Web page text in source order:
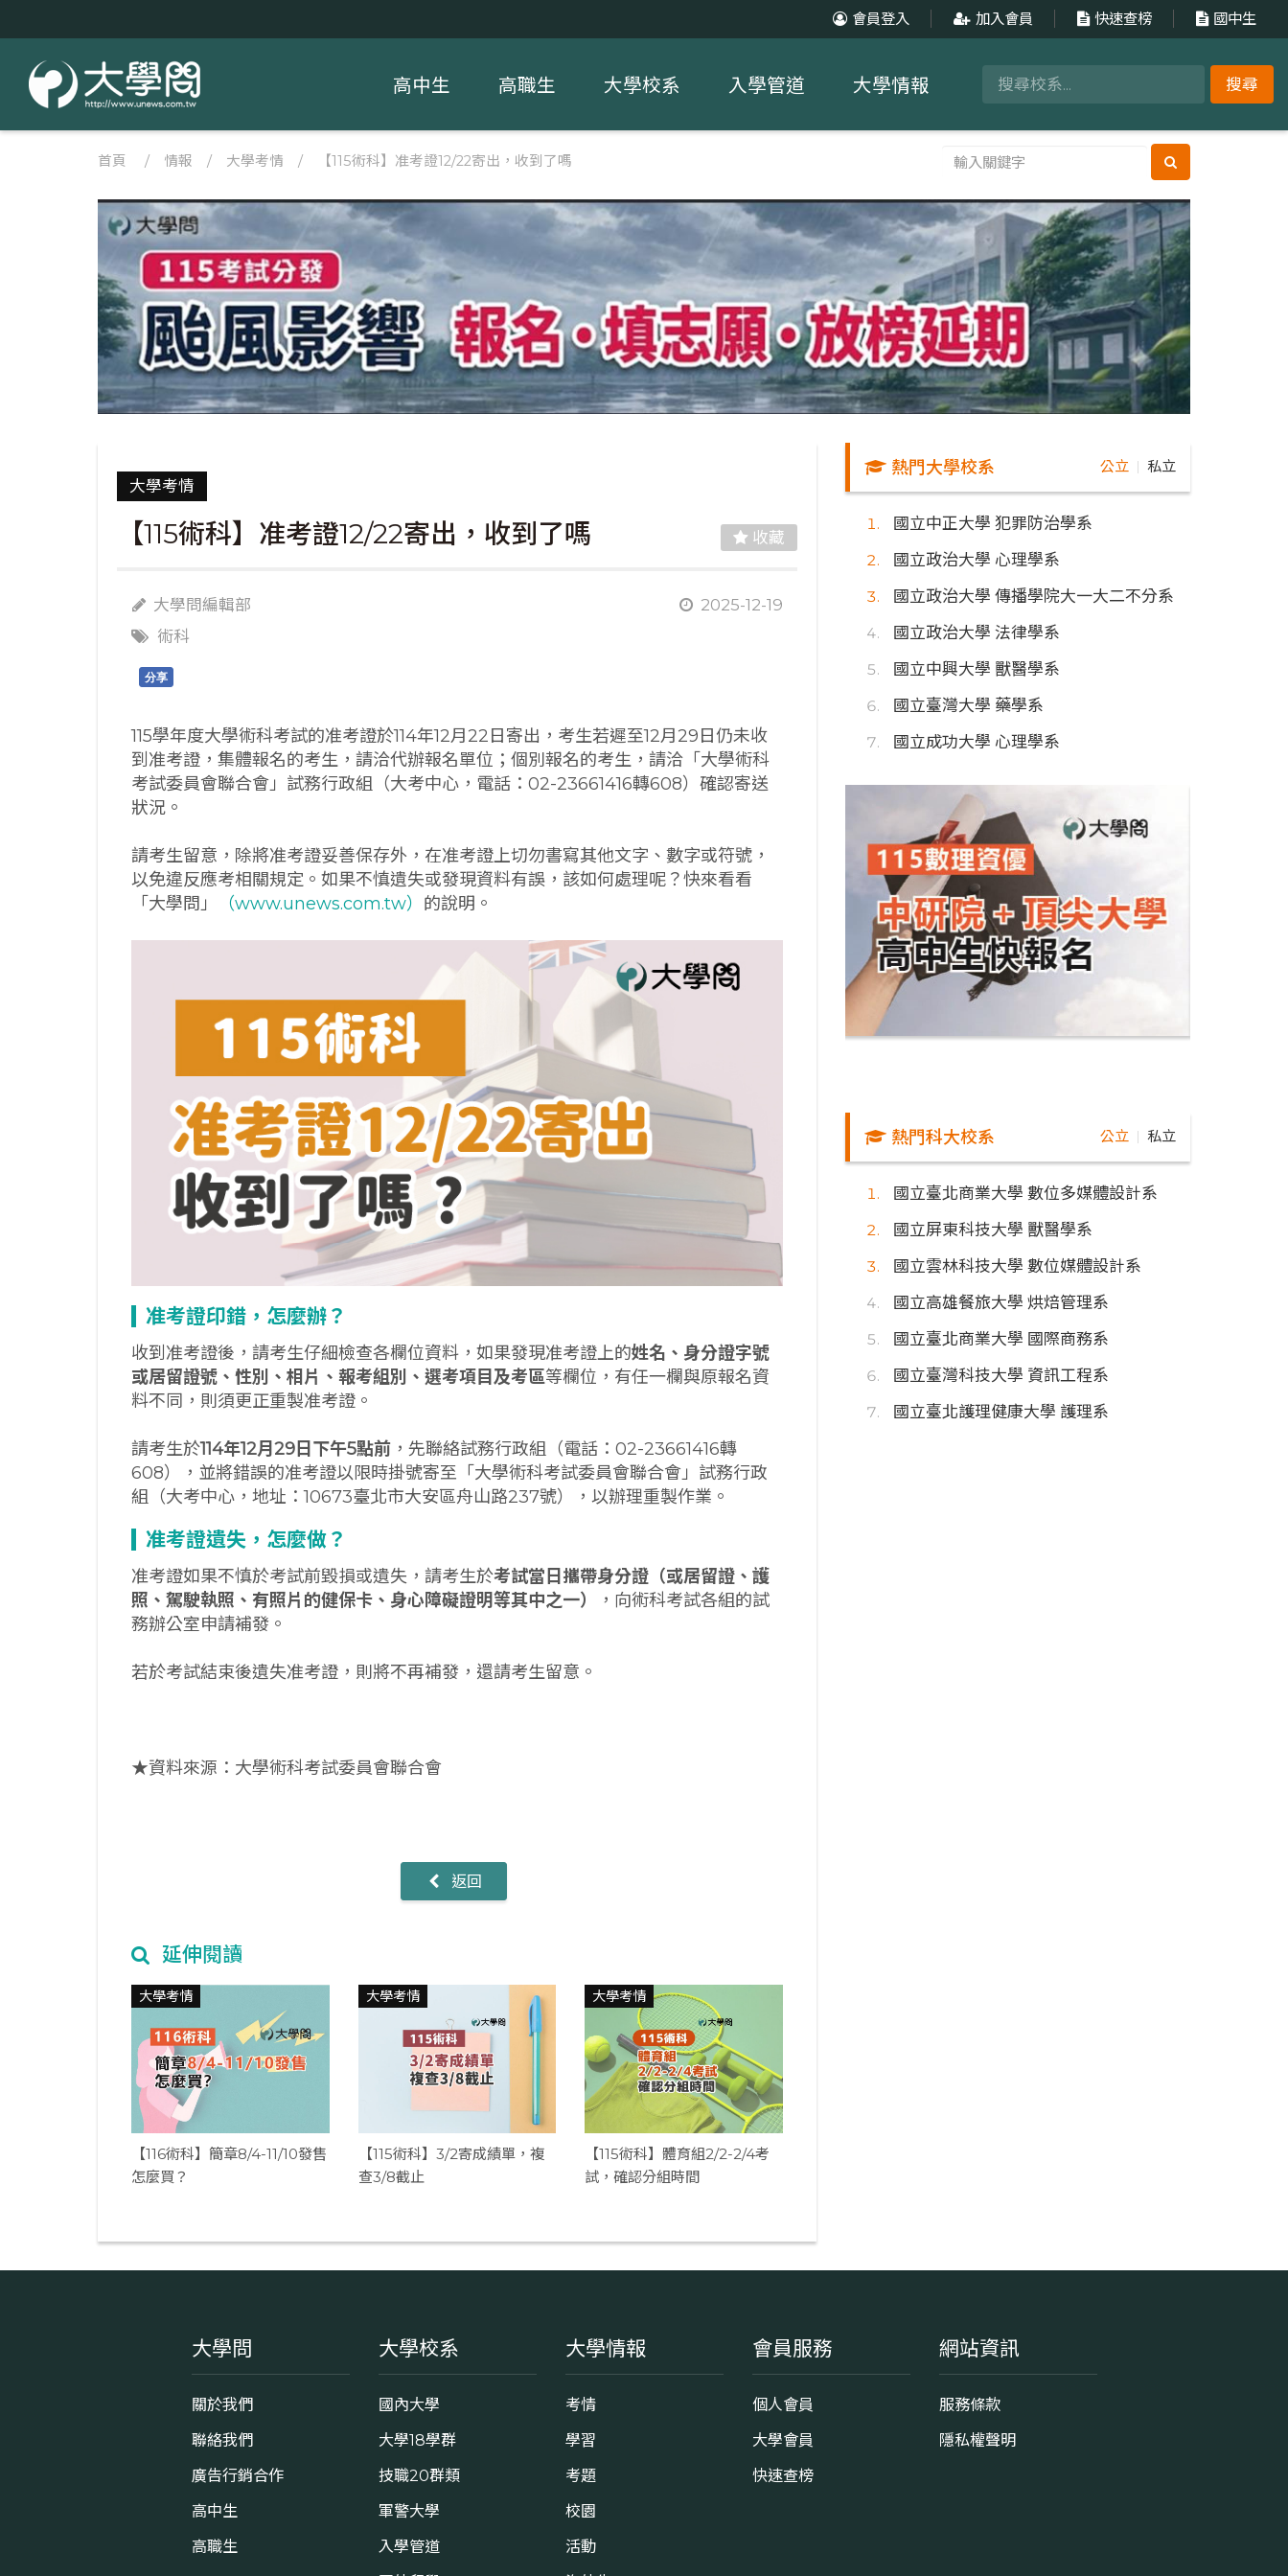
會員登入 加入會員 快速查榜 國中生
搜尋
高中生 高職生 大學校系 入學管道 大學情報
首頁 / 情報 / 大學考情 / 【115術科】准考證12/22寄出，收到了嗎
大學考情
【115術科】准考證12/22寄出，收到了嗎 收藏
大學問編輯部
2025-12-19
術科
分享
115學年度大學術科考試的准考證於114年12月22日寄出，考生若遲至12月29日仍未收
到准考證，集體報名的考生，請洽代辦報名單位；個別報名的考生，請洽「大學術科
考試委員會聯合會」試務行政組（大考中心，電話：02-23661416轉608）確認寄送
狀況。
請考生留意，除將准考證妥善保存外，在准考證上切勿書寫其他文字、數字或符號，
以免違反應考相關規定。如果不慎遺失或發現資料有誤，該如何處理呢？快來看看
「大學問」
（www.unews.com.tw） 的說明。
准考證印錯，怎麼辦？
收到准考證後，請考生仔細檢查各欄位資料，如果發現准考證上的姓名、身分證字號
或居留證號、性別、相片、報考組別、選考項目及考區等欄位，有任一欄與原報名資
料不同，則須更正重製准考證。
請考生於114年12月29 日下午5點前 ，先聯絡試務行政組（電話：02-23661416轉
608），並將錯誤的准考證以限時掛號寄至「大學術科考試委員會聯合會」試務行政
組（大考中心，地址：10673臺北市大安區舟山路237號），以辦理重製作業。
准考證遺失，怎麼做？
准考證如果不慎於考試前毀損或遺失，請考生於考試當日攜帶身分證（或居留證、護
照、駕駛執照、有照片的健保卡、身心障礙證明等其中之一）
，向術科考試各組的試
務辦公室申請補發。
若於考試結束後遺失准考證，則將不再補發，還請考生留意。
★資料來源：大學術科考試委員會聯合會
返回
延伸閱讀
大學考情
【116術科】簡章8/4-11/10發售
怎麼買？
大學考情
【115術科】3/2寄成績單，複
查3/8截止
大學考情
【115術科】體育組2/2-2/4考
試，確認分組時間
熱門大學校系 公立 私立
國立中正大學 犯罪防治學系
國立政治大學 心理學系
國立政治大學 傳播學院大一大二不分系
國立政治大學 法律學系
國立中興大學 獸醫學系
國立臺灣大學 藥學系
國立成功大學 心理學系
熱門科大校系 公立 私立
國立臺北商業大學 數位多媒體設計系
國立屏東科技大學 獸醫學系
國立雲林科技大學 數位媒體設計系
國立高雄餐旅大學 烘焙管理系
國立臺北商業大學 國際商務系
國立臺灣科技大學 資訊工程系
國立臺北護理健康大學 護理系
大學問
關於我們
聯絡我們
廣告行銷合作
高中生
高職生
大學校系
國內大學
大學18學群
技職20群類
軍警大學
入學管道
大學情報
考情
學習
考題
校園
活動
會員服務
個人會員
大學會員
快速查榜
網站資訊
服務條款
隱私權聲明